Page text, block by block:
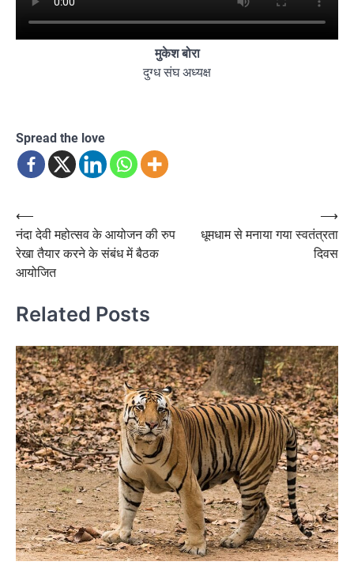
मुकेश बोरा
दुग्ध संघ अध्यक्ष
Spread the love
Post
navigation
⟵
नंदा देवी महोत्सव के आयोजन की रुप
रेखा तैयार करने के संबंध में बैठक
आयोजित
धूमधाम से मनाया गया स्वतंत्रता
दिवस
⟶
Related Posts